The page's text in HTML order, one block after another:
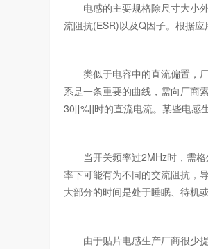
电感的主要规格除尺寸大小外
流阻抗(ESR)以及Q因子。根据
类似于电容中的直流偏置，厂
系是一条重要的曲线，需向厂商
30[[%]]时的直流电流。某些电感
当开关频率过2MHz时，需格
率下可能有为不同的交流阻抗，
大部分的时间是处于睡眠、待机
由于贴片电感生产厂商很少提